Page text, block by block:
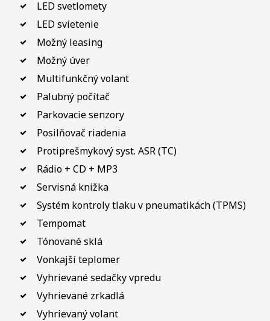
LED svetlomety
LED svietenie
Možný leasing
Možný úver
Multifunkčný volant
Palubný počítač
Parkovacie senzory
Posilňovač riadenia
Protiprešmykový syst. ASR (TC)
Rádio + CD + MP3
Servisná knižka
Systém kontroly tlaku v pneumatikách (TPMS)
Tempomat
Tónované sklá
Vonkajší teplomer
Vyhrievané sedačky vpredu
Vyhrievané zrkadlá
Vyhrievaný volant